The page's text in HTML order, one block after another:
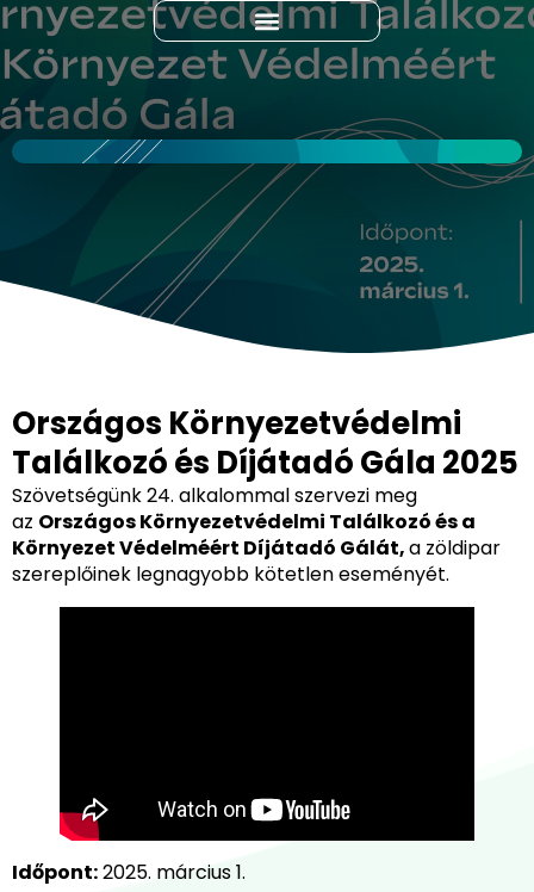
Országos Környezetvédelmi
Találkozó és Díjátadó Gála 2025
Szövetségünk 24. alkalommal szervezi meg
az Országos Környezetvédelmi Találkozó és a
Környezet Védelméért Díjátadó Gálát,a zöldipar
szereplőinek legnagyobb kötetlen eseményét.
Időpont:2025. március 1.